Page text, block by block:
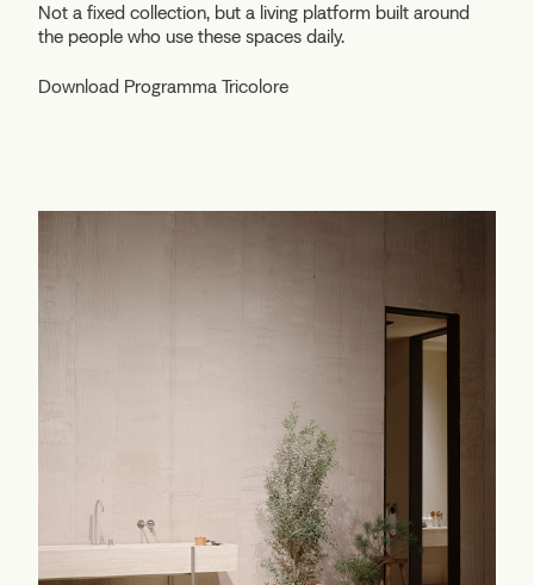
Not a fixed collection, but a living platform built around
the people who use these spaces daily.
Download Programma Tricolore